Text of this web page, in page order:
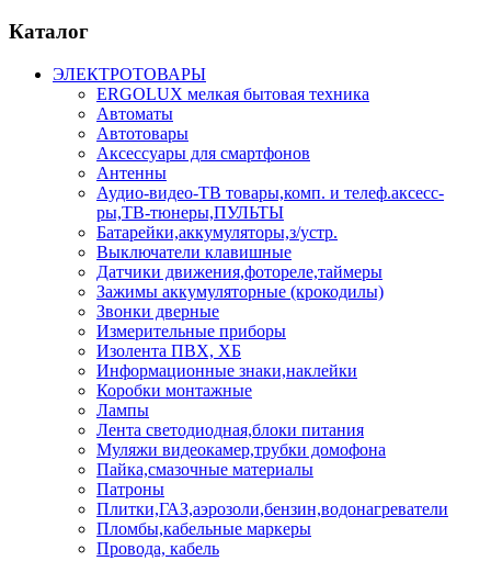
Каталог
ЭЛЕКТРОТОВАРЫ
ERGOLUX мелкая бытовая техника
Автоматы
Автотовары
Аксессуары для смартфонов
Антенны
Аудио-видео-ТВ товары,комп. и телеф.аксесс-
ры,ТВ-тюнеры,ПУЛЬТЫ
Батарейки,аккумуляторы,з/устр.
Выключатели клавишные
Датчики движения,фотореле,таймеры
Зажимы аккумуляторные (крокодилы)
Звонки дверные
Измерительные приборы
Изолента ПВХ, ХБ
Информационные знаки,наклейки
Коробки монтажные
Лампы
Лента светодиодная,блоки питания
Муляжи видеокамер,трубки домофона
Пайка,смазочные материалы
Патроны
Плитки,ГАЗ,аэрозоли,бензин,водонагреватели
Пломбы,кабельные маркеры
Провода, кабель